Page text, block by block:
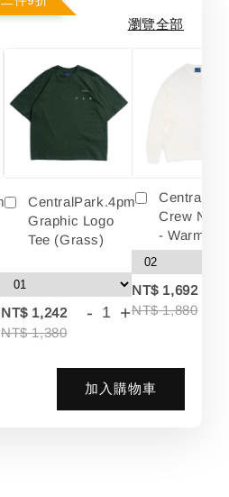
瀏覽全部
CentralPark.4pm
Graphic Logo
Tee (Grass)
NT$ 1,242
NT$ 1,380
- +
Crew
- Warm
NT$ 1,692
NT$ 1,880
加入購物車